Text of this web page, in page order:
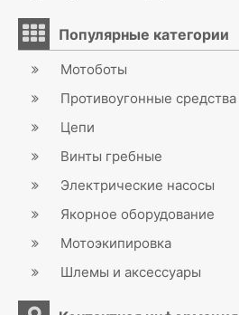
Популярные категории
Мотоботы
Противоугонные средства
Цепи
Винты гребные
Электрические насосы
Якорное оборудование
Мотоэкипировка
Шлемы и аксессуары